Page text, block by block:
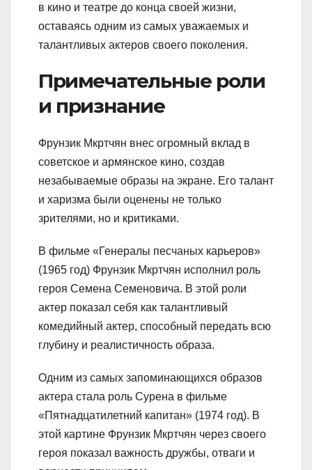
в кино и театре до конца своей жизни,
оставаясь одним из самых уважаемых и
талантливых актеров своего поколения.
Примечательные роли
и признание
Фрунзик Мкртчян внес огромный вклад в
советское и армянское кино, создав
незабываемые образы на экране. Его талант
и харизма были оценены не только
зрителями, но и критиками.
В фильме «Генералы песчаных карьеров»
(1965 год) Фрунзик Мкртчян исполнил роль
героя Семена Семеновича. В этой роли
актер показал себя как талантливый
комедийный актер, способный передать всю
глубину и реалистичность образа.
Одним из самых запоминающихся образов
актера стала роль Сурена в фильме
«Пятнадцатилетний капитан» (1974 год). В
этой картине Фрунзик Мкртчян через своего
героя показал важность дружбы, отваги и